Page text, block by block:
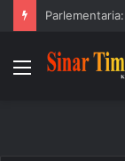
Menu